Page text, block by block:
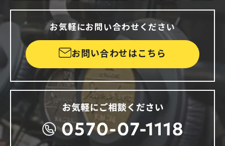
お気軽にお問い合わせください
お問い合わせはこちら